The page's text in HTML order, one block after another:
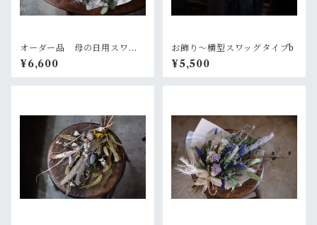
オーダー品 母の日用スワッ
グ2個セット
¥6,600
お飾り〜横型スワッグタイプb
¥5,500